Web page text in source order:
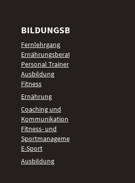
BILDUNGSBEREICHE
Fernlehrgang
Ernährungsberater
Personal Trainer
Ausbildung
Fitness
Ernährung
Coaching und
Kommunikation
Fitness- und
Sportmanagement
E-Sport
Ausbildung